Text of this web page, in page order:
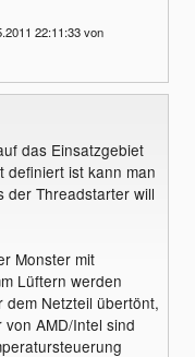
22:11:33 von
das Einsatzgebiet
definiert ist kann man
der Threadstarter will
Monster mit
Lüftern werden
dem Netzteil übertönt,
AMD/Intel sind